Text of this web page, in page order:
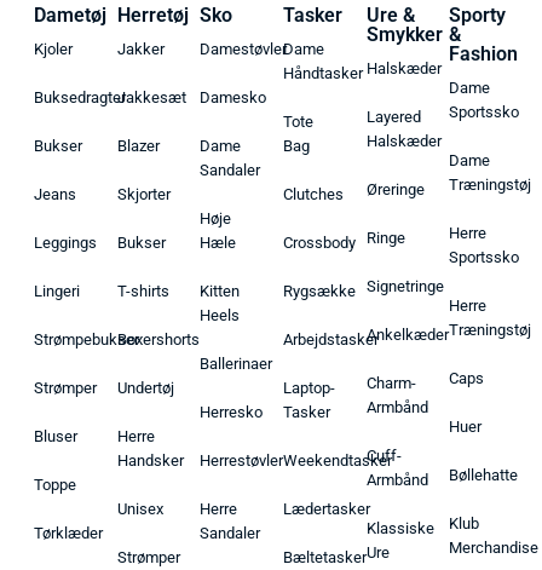
Dametøj
Kjoler
Buksedragter
Bukser
Jeans
Leggings
Lingeri
Strømpebukser
Strømper
Bluser
Toppe
Tørklæder
Herretøj
Jakker
Jakkesæt
Blazer
Skjorter
Bukser
T-shirts
Boxershorts
Undertøj
Herre
Handsker
Unisex
Strømper
Sko
Damestøvler
Damesko
Dame
Sandaler
Høje
Hæle
Kitten
Heels
Ballerinaer
Herresko
Herrestøvler
Herre
Sandaler
Tasker
Dame
Håndtasker
Tote
Bag
Clutches
Crossbody
Rygsække
Arbejdstasker
Laptop-
Tasker
Weekendtasker
Lædertasker
Bæltetasker
Ure &
Smykker
Halskæder
Layered
Halskæder
Øreringe
Ringe
Signetringe
Ankelkæder
Charm-
Armbånd
Cuff-
Armbånd
Klassiske
Ure
Sporty
&
Fashion
Dame
Sportssko
Dame
Træningstøj
Herre
Sportssko
Herre
Træningstøj
Caps
Huer
Bøllehatte
Klub
Merchandise